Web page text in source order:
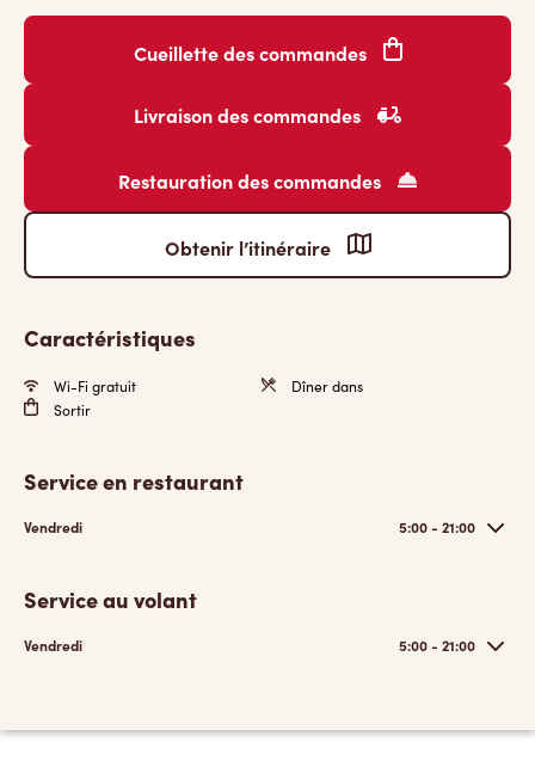
Cueillette des commandes
Livraison des commandes
Restauration des commandes
Obtenir l’itinéraire
Caractéristiques
Wi-Fi gratuit
Dîner dans
Sortir
Service en restaurant
Vendredi 5:00 - 21:00
Service au volant
Vendredi 5:00 - 21:00